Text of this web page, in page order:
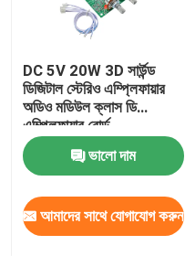
ডিজিটাল অ্যামিটার ভোল্টমিটার
ডিজিটাল আর্দ্রতা নিয়ন্ত্রক
পরীক্ষক টুল
উন্নয়ন বোর্ড
DC 5V 20W 3D সার্উন্ড
ডিজিটাল স্টেরিও এম্প্লিফায়ার
অডিও মডিউল ক্লাস ডি
এম্প্লিফায়ার বোর্ড
ভালো দাম
আমাদের সাথে যোগাযোগ করুন